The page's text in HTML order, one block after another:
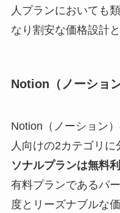
人プランにおいても
なり割安な価格設計
Notion（ノーショ
Notion（ノーション
人向けの2カテゴリ
ソナルプランは無料
有料プランであるパ
度とリーズナブルな